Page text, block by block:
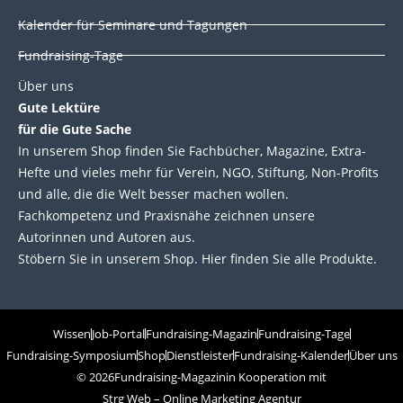
Kalender für Seminare und Tagungen
Fundraising-Tage
Über uns
Gute Lektüre
für die Gute Sache
In unserem Shop finden Sie Fachbücher, Magazine, Extra-
Hefte und vieles mehr für Verein, NGO, Stiftung, Non-Profits
und alle, die die Welt besser machen wollen.
Fachkompetenz und Praxisnähe zeichnen unsere
Autorinnen und Autoren aus.
Stöbern Sie in unserem Shop. Hier finden Sie alle Produkte.
WissenJob-PortalFundraising-MagazinFundraising-Tage
Fundraising-SymposiumShopDienstleisterFundraising-KalenderÜber uns
© 2026Fundraising-Magazinin Kooperation mit
Strg Web – Online Marketing Agentur